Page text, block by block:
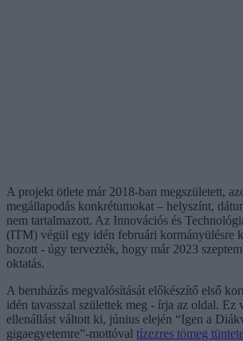
A projekt ötlete már 2018-ban megszületett,
megállapodás konkrétumokat – helyszínt,
nem tartalmazott. Az Innovációs és
(ITM) végül egy idén februári kormányülésre
hozott - úgy tervezték, hogy már 2023
oktatás.
A beruházás megvalósítását előkészítő első
idén tavasszal születtek meg - írja az oldal. Ez
ellenállást váltott ki, június elején “Igen a
gigaegyetemre”-mottóval tízezres tömeg